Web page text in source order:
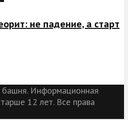
не падение, а старт
Информационная
12 лет. Все права